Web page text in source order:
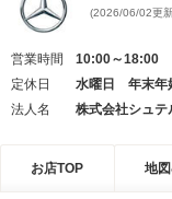
(2026/06/02更
営業時間
10:00～18:00
定休日
水曜日 年末年
法人名
株式会社シュテ
お店TOP 地